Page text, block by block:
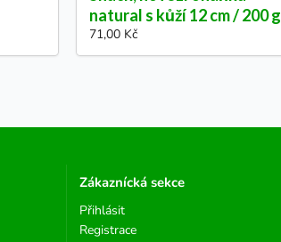
natural s kůží 12 cm / 200 g
71,00 Kč
Zákaznícká sekce
Přihlásit
Registrace